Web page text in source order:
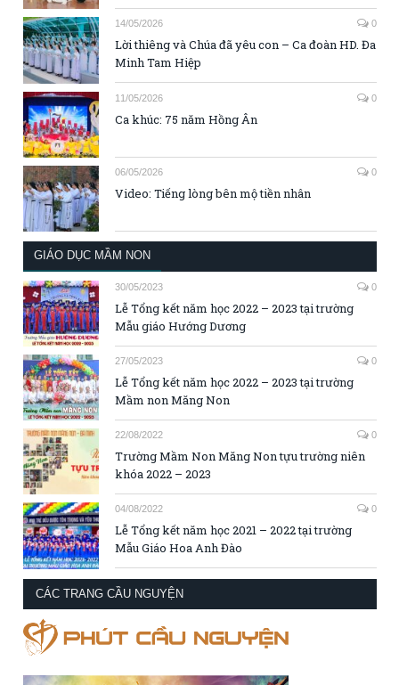
14/05/2026 0
Lời thiêng và Chúa đã yêu con – Ca đoàn HD. Đa
Minh Tam Hiệp
11/05/2026 0
Ca khúc: 75 năm Hồng Ân
06/05/2026 0
Video: Tiếng lòng bên mộ tiền nhân
GIÁO DỤC MẦM NON
30/05/2023 0
Lễ Tổng kết năm học 2022 – 2023 tại trường
Mẫu giáo Hướng Dương
27/05/2023 0
Lễ Tổng kết năm học 2022 – 2023 tại trường
Mầm non Măng Non
22/08/2022 0
Trường Mầm Non Măng Non tựu trường niên
khóa 2022 – 2023
04/08/2022 0
Lễ Tổng kết năm học 2021 – 2022 tại trường
Mẫu Giáo Hoa Anh Đào
CÁC TRANG CẦU NGUYỆN